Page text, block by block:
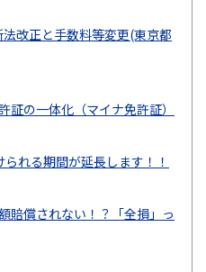
改正と手数料等変更(東京都
の一体化（マイナ免許証）
れる期間が延長します！！
賠償されない！？「全損」っ